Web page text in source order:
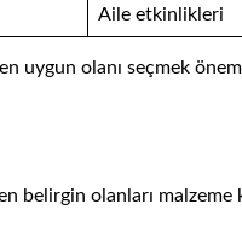
Aile etkinlikleri
uygun olanı seçmek
belirgin olanları malzeme